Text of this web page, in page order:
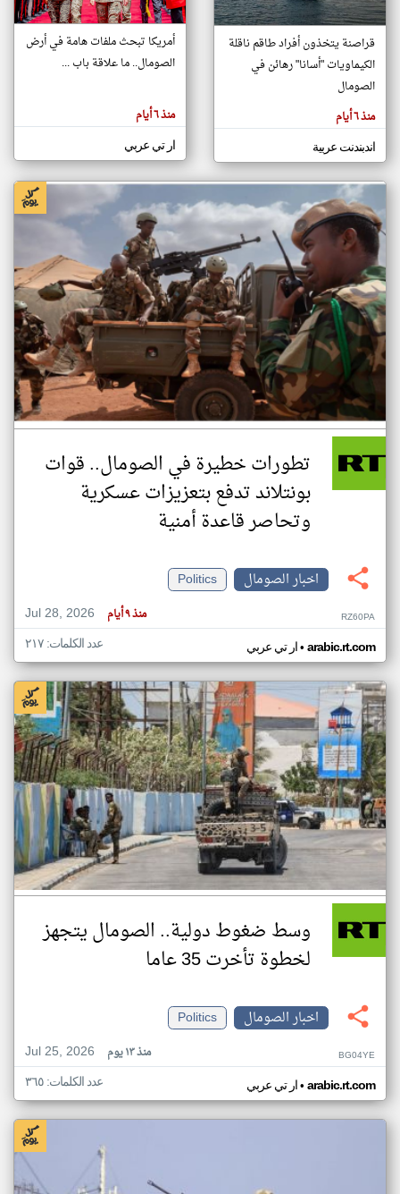
تغيير الدولة
اخبار الصومال على مدار الساعة
أهم اخبار الصومال العاجلة والمباشرة
المقالات
هنا عن
وجهة
كاتبيها.
قراصنة يتخذون أفراد طاقم ناقلة
الكيماويات "أسانا" رهائن في
الصومال
منذ ٦ أيام
اندبندنت عربية
أمريكا تبحث ملفات هامة في أرض
الصومال.. ما علاقة باب ...
منذ ٦ أيام
ار تي عربي
تطورات خطيرة في الصومال.. قوات
بونتلاند تدفع بتعزيزات عسكرية
وتحاصر قاعدة أمنية
اخبار الصومال
Politics
Jul 28, 2026
منذ ٩ أيام RZ60PA
ار تي عربي• arabic.rt.com عدد الكلمات: ٢١٧
وسط ضغوط دولية.. الصومال يتجهز
لخطوة تأخرت 35 عاما
اخبار الصومال
Politics
Jul 25, 2026
منذ ١٣ يوم BG04YE
ار تي عربي• arabic.rt.com عدد الكلمات: ٣٦٥
klyoum.com